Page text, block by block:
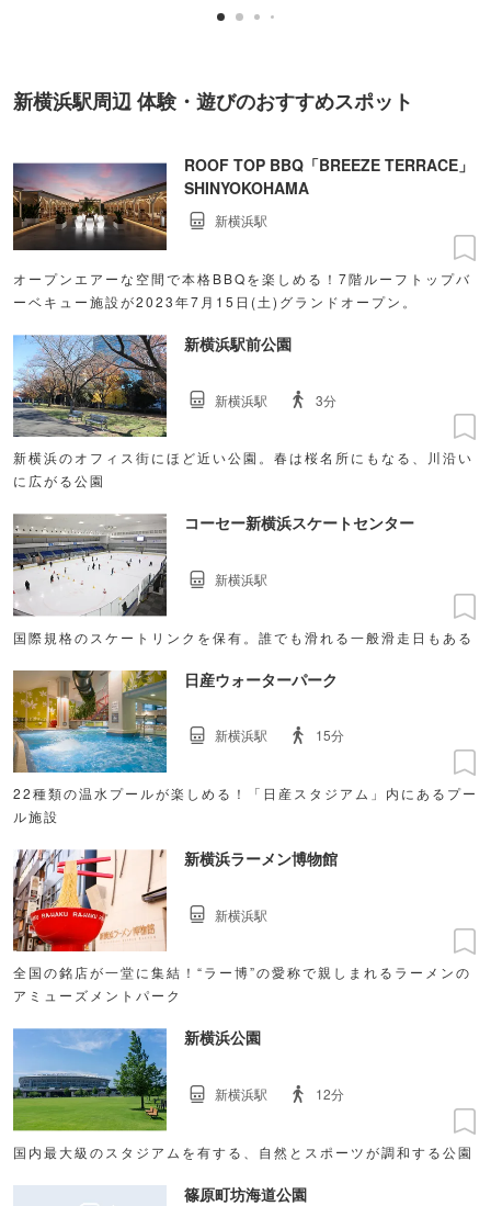
新横浜駅周辺 体験・遊びのおすすめスポット
ROOF TOP BBQ「BREEZE TERRACE」
SHINYOKOHAMA
オープンエアーな空間で本格BBQを楽しめる！7階ルーフトップバ
ーベキュー施設が2023年7月15日(土)グランドオープン。
新横浜駅
新横浜駅前公園
新横浜のオフィス街にほど近い公園。春は桜名所にもなる、川沿い
に広がる公園
新横浜駅 3分
コーセー新横浜スケートセンター
国際規格のスケートリンクを保有。誰でも滑れる一般滑走日もある
新横浜駅
日産ウォーターパーク
22種類の温水プールが楽しめる！「日産スタジアム」内にあるプー
ル施設
新横浜駅 15分
新横浜ラーメン博物館
全国の銘店が一堂に集結！“ラー博”の愛称で親しまれるラーメンの
アミューズメントパーク
新横浜駅
新横浜公園
国内最大級のスタジアムを有する、自然とスポーツが調和する公園
新横浜駅 12分
篠原町坊海道公園